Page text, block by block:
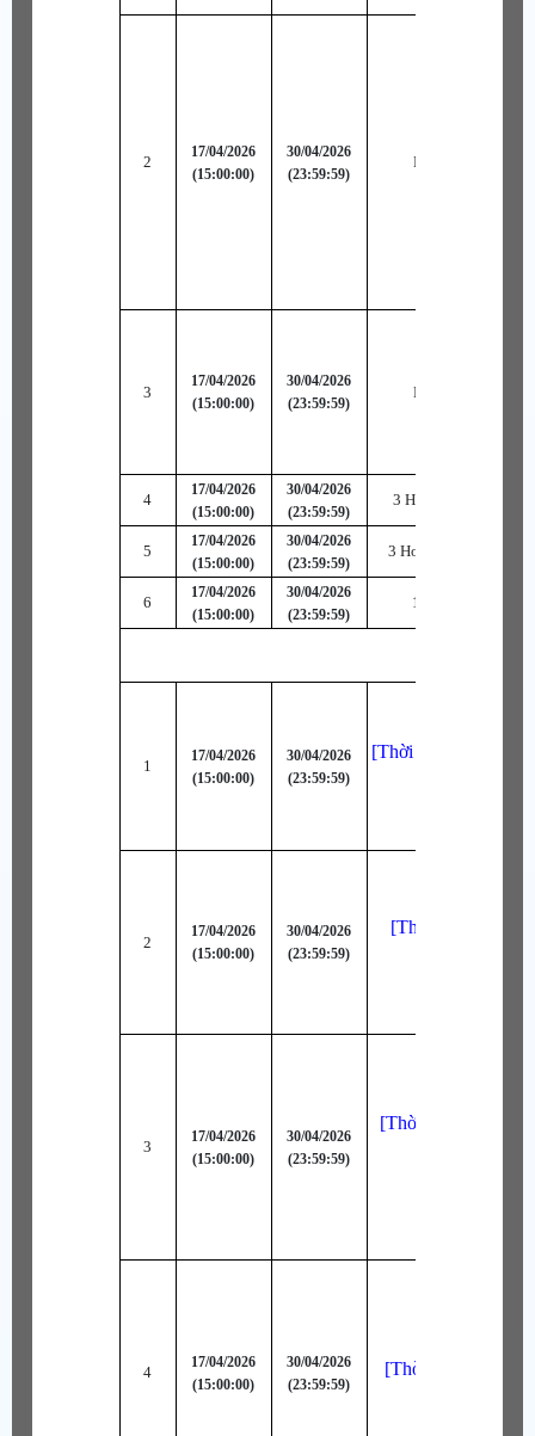
2
17/04/2026
(15:00:00)
30/04/2026
(23:59:59)
Hiệu Ứng Đặc
3
17/04/2026
(15:00:00)
30/04/2026
(23:59:59)
Hiệu Ứng Đặc
4
17/04/2026
(15:00:00)
30/04/2026
(23:59:59)
3 Hồn Thạch B
5
17/04/2026
(15:00:00)
30/04/2026
(23:59:59)
3 Hoán Cốt Lam Tinh
6
17/04/2026
(15:00:00)
30/04/2026
(23:59:59)
10 Hộp Thức
1
17/04/2026
(15:00:00)
30/04/2026
(23:59:59)
[Thời Trang Bậc -B]
2
17/04/2026
(15:00:00)
30/04/2026
(23:59:59)
[Thời Trang Bậc
3
17/04/2026
(15:00:00)
30/04/2026
(23:59:59)
[Thời Trang Bậc
4
17/04/2026
(15:00:00)
30/04/2026
(23:59:59)
[Thời Trang Bậc